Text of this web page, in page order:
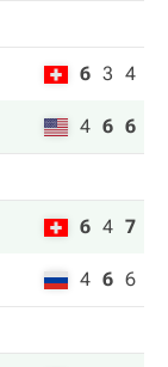
6 3 4
4 6 6
6 4 7
4 6 6